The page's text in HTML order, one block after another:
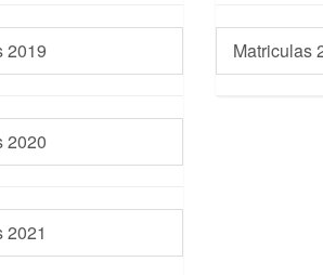
2019
2020
2021
Matriculas